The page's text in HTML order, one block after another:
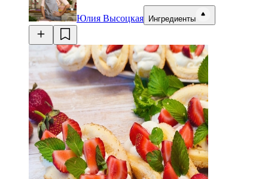
Юлия Высоцкая Ингредиенты